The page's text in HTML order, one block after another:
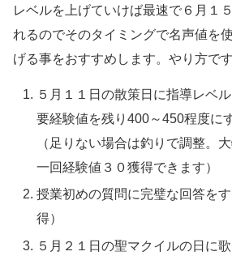
レベルを上げていけば最速で６月１
れるのでそのタイミングで名声値を
げる事をおすすめします。やり方です
５月１１日の散策日に指導レベ
要経験値を残り400～450程度に
（足りない場合は釣りで調整。
一回経験値３０獲得できます）
授業初めの質問に完璧な回答を
得）
５月２１日の聖マクイルの日に